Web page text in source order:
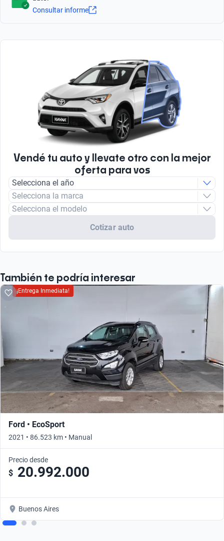
1.6
Combustión
Tipo de motor
Tipo de Combustible
Tipo de Carrocería
Tipo de bulbo luz baja
6
Cantidad de discos de freno
Consultar informe
Vendé tu auto y llevate otro con la mejor
oferta para vos
Selecciona el año
Selecciona la marca
Selecciona el modelo
Cotizar auto
También te podría interesar
¡Entrega Inmediata!
Ford • EcoSport
2021 • 86.523 km • Manual
Precio desde
$ 20.992.000
Buenos Aires